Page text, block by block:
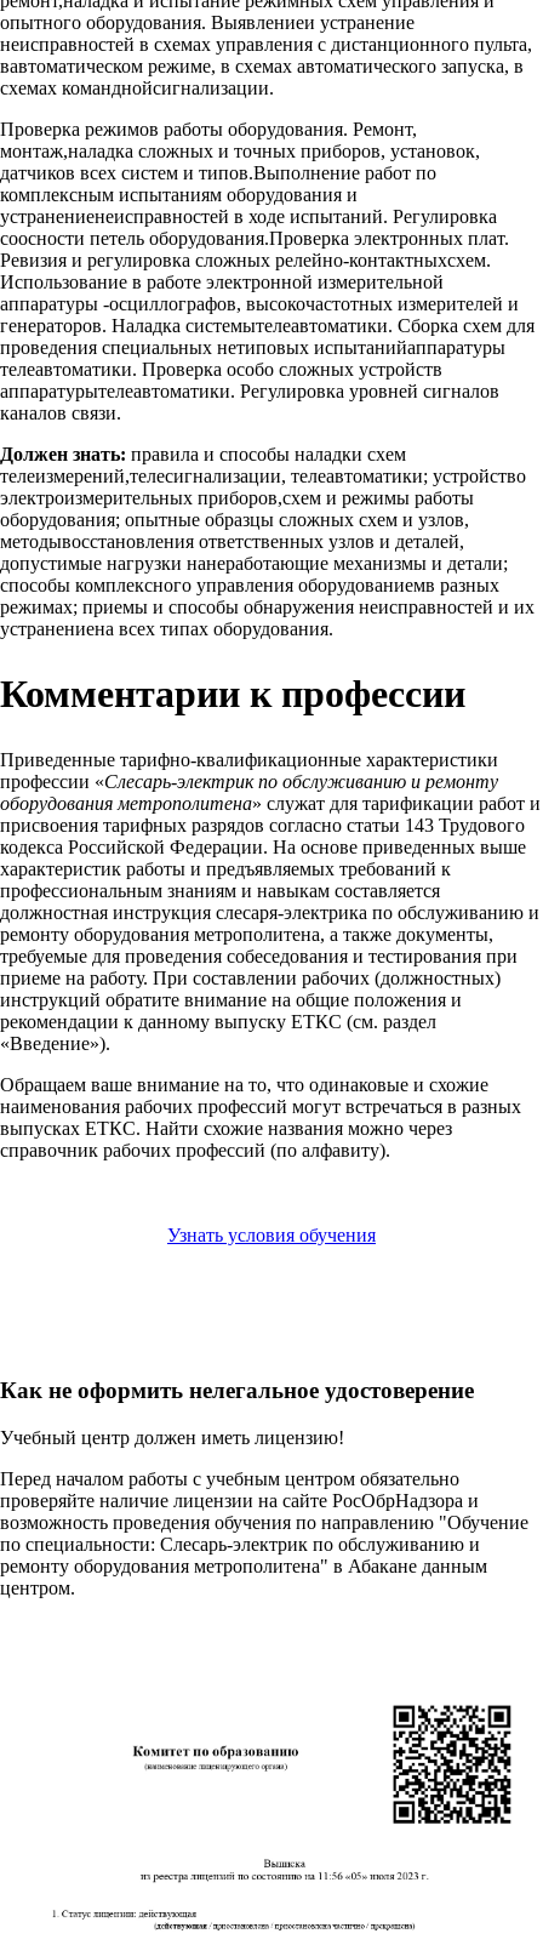
опытного оборудования. Выявлениеи устранение
неисправностей в схемах управления с дистанционного пульта,
вавтоматическом режиме, в схемах автоматического запуска, в
схемах команднойсигнализации.
Проверка режимов работы оборудования. Ремонт,
монтаж,наладка сложных и точных приборов, установок,
датчиков всех систем и типов.Выполнение работ по
комплексным испытаниям оборудования и
устранениенеисправностей в ходе испытаний. Регулировка
соосности петель оборудования.Проверка электронных плат.
Ревизия и регулировка сложных релейно-контактныхсхем.
Использование в работе электронной измерительной
аппаратуры -осциллографов, высокочастотных измерителей и
генераторов. Наладка системытелеавтоматики. Сборка схем для
проведения специальных нетиповых испытанийаппаратуры
телеавтоматики. Проверка особо сложных устройств
аппаратурытелеавтоматики. Регулировка уровней сигналов
каналов связи.
Должен знать: правила и способы наладки схем
телеизмерений,телесигнализации, телеавтоматики; устройство
электроизмерительных приборов,схем и режимы работы
оборудования; опытные образцы сложных схем и узлов,
методывосстановления ответственных узлов и деталей,
допустимые нагрузки нанеработающие механизмы и детали;
способы комплексного управления оборудованиемв разных
режимах; приемы и способы обнаружения неисправностей и их
устранениена всех типах оборудования.
Комментарии к профессии
Приведенные тарифно-квалификационные характеристики
профессии «Слесарь-электрик по обслуживанию и ремонту
оборудования метрополитена» служат для тарификации работ и
присвоения тарифных разрядов согласно статьи 143 Трудового
кодекса Российской Федерации. На основе приведенных выше
характеристик работы и предъявляемых требований к
профессиональным знаниям и навыкам составляется
должностная инструкция слесаря-электрика по обслуживанию и
ремонту оборудования метрополитена, а также документы,
требуемые для проведения собеседования и тестирования при
приеме на работу. При составлении рабочих (должностных)
инструкций обратите внимание на общие положения и
рекомендации к данному выпуску ЕТКС (см. раздел
«Введение»).
Обращаем ваше внимание на то, что одинаковые и схожие
наименования рабочих профессий могут встречаться в разных
выпусках ЕТКС. Найти схожие названия можно через
справочник рабочих профессий (по алфавиту).
Узнать условия обучения
Как не оформить нелегальное удостоверение
Учебный центр должен иметь лицензию!
Перед началом работы с учебным центром обязательно
проверяйте наличие лицензии на сайте РосОбрНадзора и
возможность проведения обучения по направлению "Обучение
по специальности: Слесарь-электрик по обслуживанию и
ремонту оборудования метрополитена" в Абакане данным
центром.